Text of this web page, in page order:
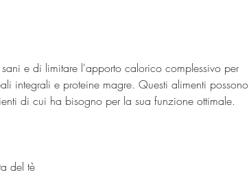
integrali e proteine magre. Questi alimenti possono
di cui ha bisogno per la sua funzione ottimale.
del tè